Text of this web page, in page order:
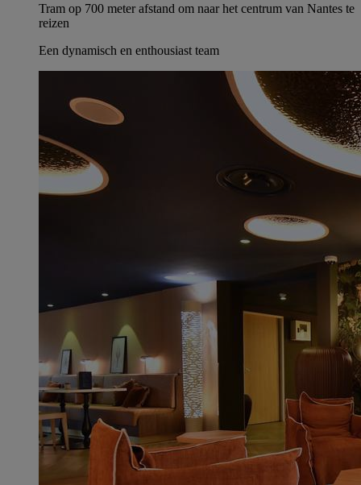
Tram op 700 meter afstand om naar het centrum van Nantes te
reizen
Een dynamisch en enthousiast team